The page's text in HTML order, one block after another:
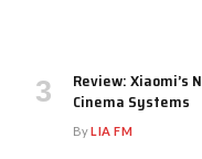
Review: Xiaomi’s
Cinema Systems
ByLIA FM